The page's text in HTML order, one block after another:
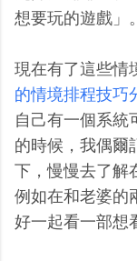
想要玩的遊戲」。
現在有了這些情
的情境排程技巧
自己有一個系統
的時候，我偶爾
下，慢慢去了解
例如在和老婆的
好一起看一部想